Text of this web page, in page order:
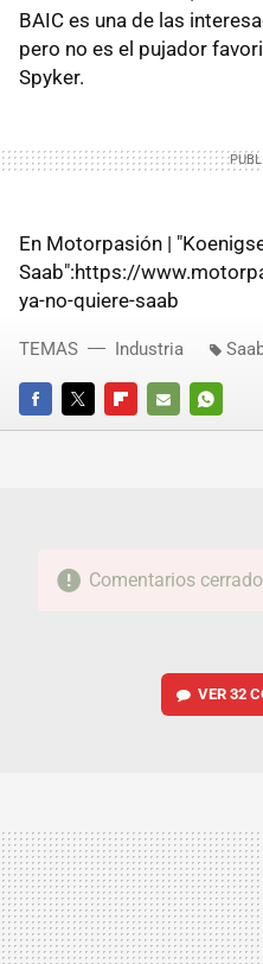
BAIC es una de las
pero no es el pujador
Spyker.
En Motorpasión |
Saab":https://
ya-no-quiere-saab
FACEBOOKTWITTERFLIPBOARD
E-
TEMAS Industria
Comentarios
VER 32